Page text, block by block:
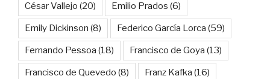
César Vallejo (20) Emilio Prados (6)
Emily Dickinson (8) Federico García Lorca (59)
Fernando Pessoa (18) Francisco de Goya (13)
Francisco de Quevedo (8) Franz Kafka (16)